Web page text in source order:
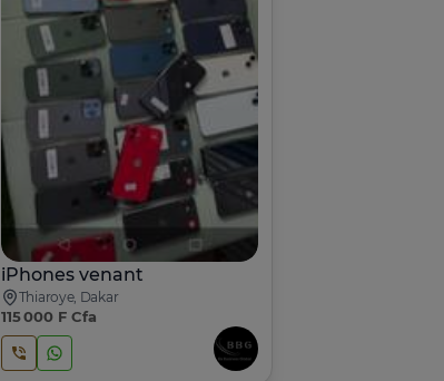
iPhones venant
Thiaroye, Dakar
115 000 F Cfa